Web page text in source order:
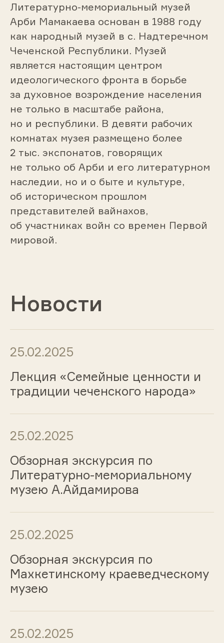
Литературно-мемориальный музей
Арби Мамакаева основан в 1988 году
как народный музей в с. Надтеречном
Чеченской Республики. Музей
является настоящим центром
идеологического фронта в борьбе
за духовное возрождение населения
не только в масштабе района,
но и республики. В девяти рабочих
комнатах музея размещено более
2 тыс. экспонатов, говорящих
не только об Арби и его литературном
наследии, но и о быте и культуре,
об историческом прошлом
представителей вайнахов,
об участниках войн со времен Первой
мировой.
Новости
25.02.2025
Лекция «Семейные ценности и
традиции чеченского народа»
25.02.2025
Обзорная экскурсия по
Литературно-мемориальному
музею А.Айдамирова
25.02.2025
Обзорная экскурсия по
Махкетинскому краеведческому
музею
25.02.2025